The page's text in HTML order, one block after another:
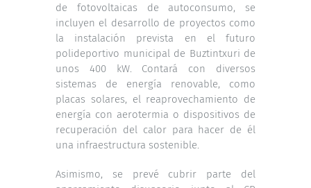
de fotovoltaicas de autoconsumo, se
incluyen el desarrollo de proyectos como
la instalación prevista en el futuro
polideportivo municipal de Buztintxuri de
unos 400 kW. Contará con diversos
sistemas de energía renovable, como
placas solares, el reaprovechamiento de
energía con aerotermia o dispositivos de
recuperación del calor para hacer de él
una infraestructura sostenible.
Asimismo, se prevé cubrir parte del